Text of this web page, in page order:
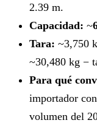
2.39 m.
Capacidad: ~
Tara: ~3,750
~30,480 kg −
Para qué
importador
volumen del